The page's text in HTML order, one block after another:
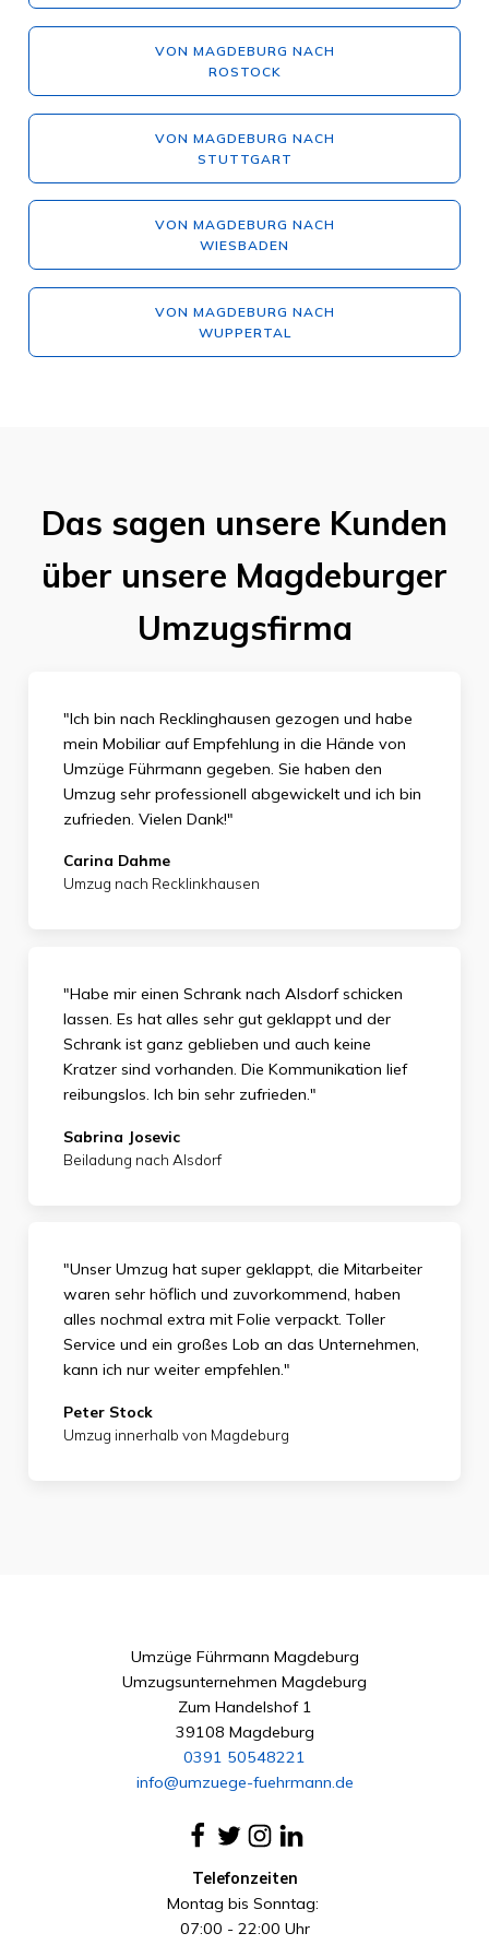
VON MAGDEBURG NACH
ROSTOCK
VON MAGDEBURG NACH
STUTTGART
VON MAGDEBURG NACH
WIESBADEN
VON MAGDEBURG NACH
WUPPERTAL
Das sagen unsere Kunden
über unsere Magdeburger
Umzugsfirma
"Ich bin nach Recklinghausen gezogen und habe
mein Mobiliar auf Empfehlung in die Hände von
Umzüge Führmann gegeben. Sie haben den
Umzug sehr professionell abgewickelt und ich bin
zufrieden. Vielen Dank!"
Carina Dahme
Umzug nach Recklinkhausen
"Habe mir einen Schrank nach Alsdorf schicken
lassen. Es hat alles sehr gut geklappt und der
Schrank ist ganz geblieben und auch keine
Kratzer sind vorhanden. Die Kommunikation lief
reibungslos. Ich bin sehr zufrieden."
Sabrina Josevic
Beiladung nach Alsdorf
"Unser Umzug hat super geklappt, die Mitarbeiter
waren sehr höflich und zuvorkommend, haben
alles nochmal extra mit Folie verpackt. Toller
Service und ein großes Lob an das Unternehmen,
kann ich nur weiter empfehlen."
Peter Stock
Umzug innerhalb von Magdeburg
Umzüge Führmann Magdeburg
Umzugsunternehmen Magdeburg
Zum Handelshof 1
39108 Magdeburg
0391 50548221
info@umzuege-fuehrmann.de
Telefonzeiten
Montag bis Sonntag:
07:00 - 22:00 Uhr